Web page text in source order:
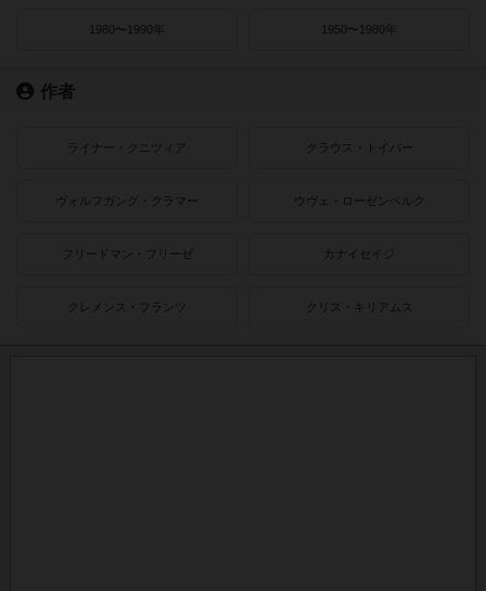
1980〜1990年 1950〜1980年
作者
ライナー・クニツィア クラウス・トイバー
ヴォルフガング・クラマー ウヴェ・ローゼンベルク
フリードマン・フリーゼ カナイセイジ
クレメンス・フランツ クリス・キリアムス